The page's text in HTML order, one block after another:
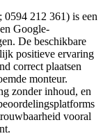
212 361) is een
Google-
De beschikbare
positieve ervaring
correct plaatsen
monteur.
zonder inhoud, en
vooral